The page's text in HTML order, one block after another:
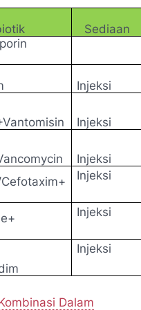
Sediaan
Injeksi
Injeksi
Injeksi
Injeksi
Injeksi
Injeksi
Dalam